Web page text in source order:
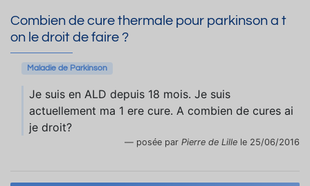
Combien de cure thermale pour parkinson a t
on le droit de faire ?
Maladie de Parkinson
Je suis en ALD depuis 18 mois. Je suis
actuellement ma 1 ere cure. A combien de cures ai
je droit?
posée par Pierre de Lille le 25/06/2016